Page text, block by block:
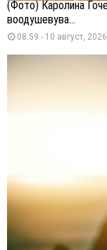
(Фото) Каролина
воодушевува...
08:59 - 10 август, 2026